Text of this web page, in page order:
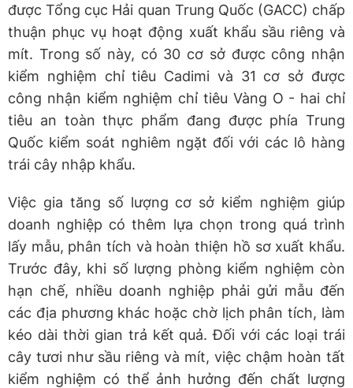
được Tổng cục Hải quan Trung Quốc (GACC) chấp
thuận phục vụ hoạt động xuất khẩu sầu riêng và
mít. Trong số này, có 30 cơ sở được công nhận
kiểm nghiệm chỉ tiêu Cadimi và 31 cơ sở được
công nhận kiểm nghiệm chỉ tiêu Vàng O - hai chỉ
tiêu an toàn thực phẩm đang được phía Trung
Quốc kiểm soát nghiêm ngặt đối với các lô hàng
trái cây nhập khẩu.
Việc gia tăng số lượng cơ sở kiểm nghiệm giúp
doanh nghiệp có thêm lựa chọn trong quá trình
lấy mẫu, phân tích và hoàn thiện hồ sơ xuất khẩu.
Trước đây, khi số lượng phòng kiểm nghiệm còn
hạn chế, nhiều doanh nghiệp phải gửi mẫu đến
các địa phương khác hoặc chờ lịch phân tích, làm
kéo dài thời gian trả kết quả. Đối với các loại trái
cây tươi như sầu riêng và mít, việc chậm hoàn tất
kiểm nghiệm có thể ảnh hưởng đến chất lượng